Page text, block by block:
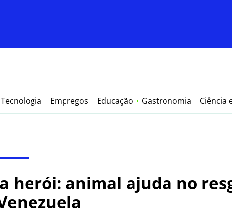
Tecnologia Empregos Educação Gastronomia Ciência
herói: animal ajuda no